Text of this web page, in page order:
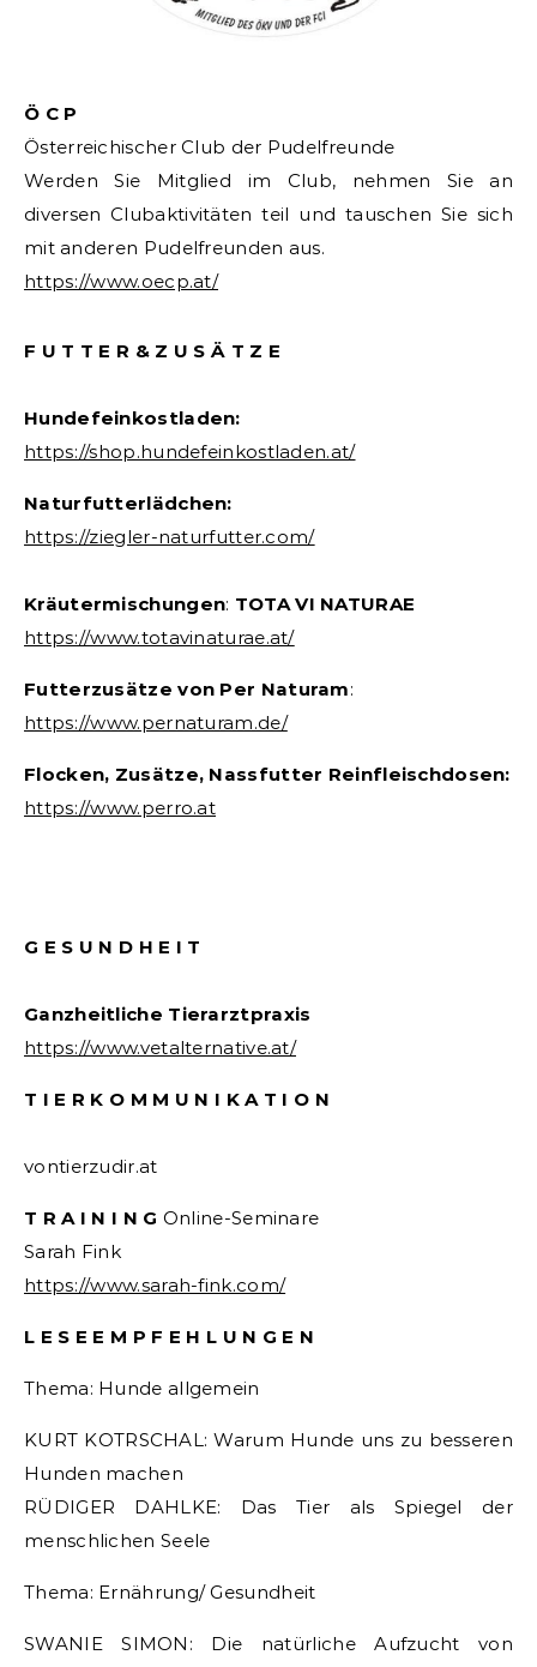
Ö C P
Österreichischer Club der Pudelfreunde
Werden Sie Mitglied im Club, nehmen Sie an
diversen Clubaktivitäten teil und tauschen Sie sich
mit anderen Pudelfreunden aus.
https://www.oecp.at/
F U T T E R & Z U S Ä T Z E
Hundefeinkostladen:
https://shop.hundefeinkostladen.at/
Naturfutterlädchen:
https://ziegler-naturfutter.com/
Kräutermischungen: TOTA VI NATURAE
https://www.totavinaturae.at/
Futterzusätze von Per Naturam:
https://www.pernaturam.de/
Flocken, Zusätze, Nassfutter Reinfleischdosen:
https://www.perro.at
G E S U N D H E I T
Ganzheitliche Tierarztpraxis
https://www.vetalternative.at/
T I E R K O M M U N I K A T I O N
vontierzudir.at
T R A I N I N G Online-Seminare
Sarah Fink
https://www.sarah-fink.com/
L E S E E M P F E H L U N G E N
Thema: Hunde allgemein
KURT KOTRSCHAL: Warum Hunde uns zu besseren
Hunden machen
RÜDIGER DAHLKE: Das Tier als Spiegel der
menschlichen Seele
Thema: Ernährung/ Gesundheit
SWANIE SIMON: Die natürliche Aufzucht von